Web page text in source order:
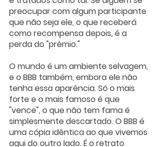
preocupar com algum participante
que não seja ele, o que receberá
como recompensa depois, é a
perda do "prêmio."
O mundo é um ambiente selvagem,
e o BBB também, embora ele não
tenha essa aparência. Só o mais
forte e o mais famoso é que
"vence", o que não tem fama é
simplesmente descartado. O BBB é
uma cópia idêntica ao que vivemos
aqui do outro lado. É o retrato